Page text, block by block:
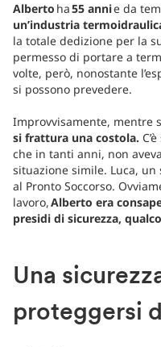
Alberto ha55 annie da
un’industria
la totale dedizione per la
permesso di portare a
volte, però, nonostante
si possono prevedere.
Improvvisamente, mentre
si frattura una costola.
che in tanti anni, non
situazione simile. Luca,
al Pronto Soccorso.
lavoro,Alberto era
presidi di sicurezza,
Una
proteggersi